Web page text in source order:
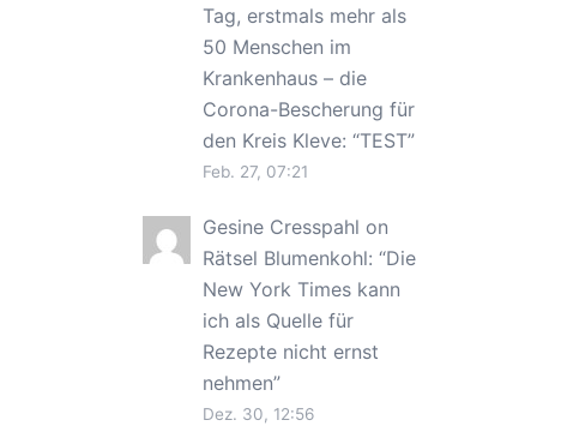
Tag, erstmals mehr als
50 Menschen im
Krankenhaus – die
Corona-Bescherung für
den Kreis Kleve: “TEST”
Feb. 27, 07:21
Gesine Cresspahl on
Rätsel Blumenkohl: “Die
New York Times kann
ich als Quelle für
Rezepte nicht ernst
nehmen”
Dez. 30, 12:56